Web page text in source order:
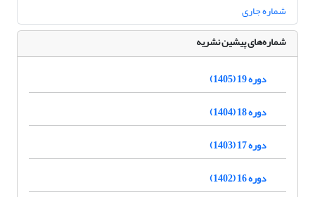
شماره جاری
شماره‌های پیشین نشریه
دوره 19 (1405)
دوره 18 (1404)
دوره 17 (1403)
دوره 16 (1402)